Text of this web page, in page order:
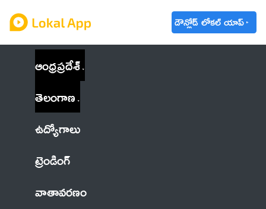
డౌన్లోడ్ లోకల్ యాప్
ఆంధ్రప్రదేశ్
తెలంగాణ
ఉద్యోగాలు
ట్రెండింగ్
వాతావరణం